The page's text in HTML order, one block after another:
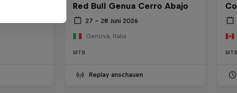
Red Bull Genua Cerro Abajo
27 – 28 Juni 2026
Genova, Italia
MTB
Replay anschauen